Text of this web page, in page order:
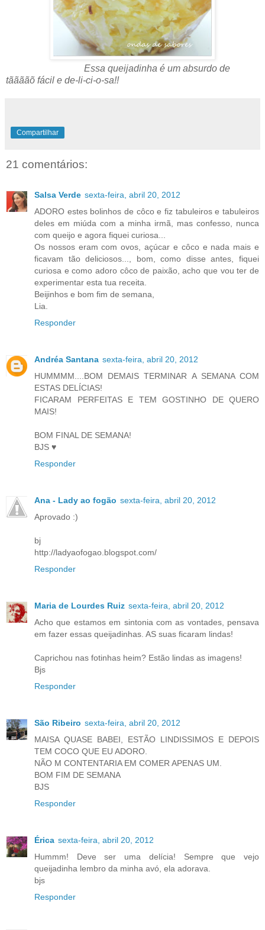
Essa queijadinha é um absurdo de
tããããõ fácil e de-li-ci-o-sa!!
Compartilhar
21 comentários:
Salsa Verde sexta-feira, abril 20, 2012
ADORO estes bolinhos de côco e fiz tabuleiros e tabuleiros
deles em miúda com a minha irmã, mas confesso, nunca
com queijo e agora fiquei curiosa...
Os nossos eram com ovos, açúcar e côco e nada mais e
ficavam tão deliciosos..., bom, como disse antes, fiquei
curiosa e como adoro côco de paixão, acho que vou ter de
experimentar esta tua receita.
Beijinhos e bom fim de semana,
Lia.
Responder
Andréa Santana sexta-feira, abril 20, 2012
HUMMMM....BOM DEMAIS TERMINAR A SEMANA COM
ESTAS DELÍCIAS!
FICARAM PERFEITAS E TEM GOSTINHO DE QUERO
MAIS!
BOM FINAL DE SEMANA!
BJS ♥
Responder
Ana - Lady ao fogão sexta-feira, abril 20, 2012
Aprovado :)
bj
http://ladyaofogao.blogspot.com/
Responder
Maria de Lourdes Ruiz sexta-feira, abril 20, 2012
Acho que estamos em sintonia com as vontades, pensava
em fazer essas queijadinhas. AS suas ficaram lindas!
Caprichou nas fotinhas heim? Estão lindas as imagens!
Bjs
Responder
São Ribeiro sexta-feira, abril 20, 2012
MAISA QUASE BABEI, ESTÃO LINDISSIMOS E DEPOIS
TEM COCO QUE EU ADORO.
NÃO M CONTENTARIA EM COMER APENAS UM.
BOM FIM DE SEMANA
BJS
Responder
Érica sexta-feira, abril 20, 2012
Hummm! Deve ser uma delícia! Sempre que vejo
queijadinha lembro da minha avó, ela adorava.
bjs
Responder